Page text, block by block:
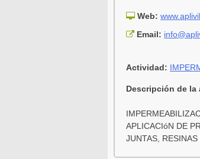
Web:
Email:
Actividad:
Descripción de la
APLICACIóN DE
JUNTAS,